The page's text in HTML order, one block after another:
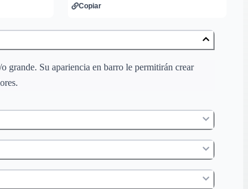
Copiar
grande. Su apariencia en barro le permitirán crear